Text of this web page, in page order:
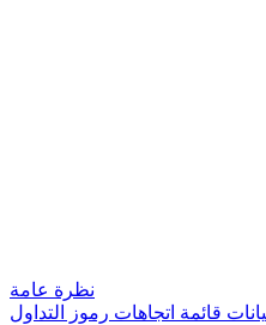
نظرة عامة
قائمة اتجاهات رموز التداول